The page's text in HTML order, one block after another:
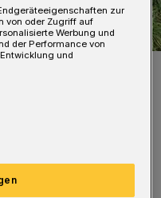
(10. Juni
zur
von oder Zugriff auf
Werbung und
der Performance von
und